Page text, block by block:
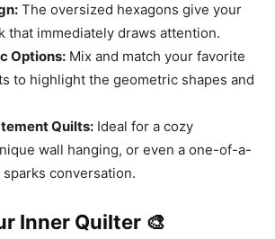
The oversized hexagons give your
that immediately draws attention.
Options: Mix and match your favorite
to highlight the geometric shapes and
Quilts: Ideal for a cozy
wall hanging, or even a one-of-a-
conversation.
Inner Quilter 🎨